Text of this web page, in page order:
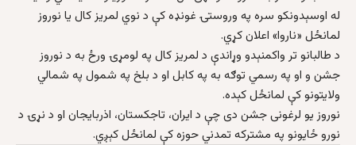
له اوسېدونکو سره په وروستۍ غونډه کې د نوي لمريز کال يا نوروز
لمانځل «ناروا» اعلان کړي.
د طالبانو تر واکمنېدو وړاندې د لمريز کال په لومړۍ ورځ به د نوروز
جشن و او په رسمي توګه به په کابل او د بلخ په شمول په شمالي
ولايتونو کې لمانځل کېده.
نوروز يو لرغونی جشن دی چې د ايران، تاجکستان، اذربايجان او د نړۍ د
نورو ځايونو په مشترکه تمدني حوزه کې لمانځل کېږي.